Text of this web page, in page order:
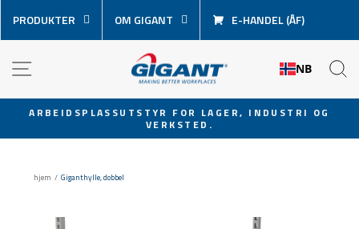
over
innhold
PRODUKTER OM GIGANT E-HANDEL (ÅF)
NB
Sett
ARBEIDSPLASSUTSTYR FOR LAGER, INDUSTRI OG
VERKSTED.
hjem / Giganthylle, dobbel